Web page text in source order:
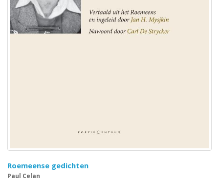
Roemeense gedichten
Paul Celan